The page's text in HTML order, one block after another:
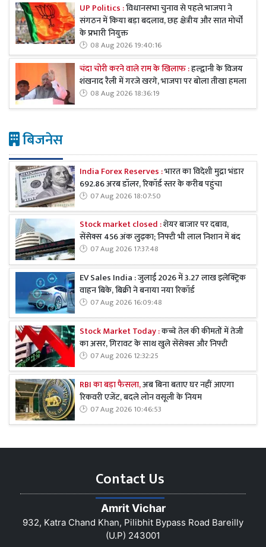
UP Politics :विधानसभा चुनाव से पहले भाजपा ने
संगठन में किया बड़ा बदलाव, छह क्षेत्रीय और सात मोर्चों
के प्रभारी नियुक्त
08 Aug 2026 19:40:16
चंदा चोरी करने वाले राम के खिलाफ :हल्द्वानी के विजय
शंखनाद रैली में गरजे खरगे, भाजपा पर बोला तीखा हमला
08 Aug 2026 18:36:19
बिजनेस
India Forex Reserves :भारत का विदेशी मुद्रा भंडार
692.86 अरब डॉलर, रिकॉर्ड स्तर के करीब पहुंचा
07 Aug 2026 18:07:50
Stock market closed :शेयर बाजार पर दबाव,
सेंसेक्स 456 अंक लुढ़का; निफ्टी भी लाल निशान में बंद
07 Aug 2026 17:37:48
EV Sales India : जुलाई 2026 में 3.27 लाख इलेक्ट्रिक
वाहन बिके, बिक्री ने बनाया नया रिकॉर्ड
07 Aug 2026 16:09:48
Stock Market Today :कच्चे तेल की कीमतों में तेजी
का असर, गिरावट के साथ खुले सेंसेक्स और निफ्टी
07 Aug 2026 12:32:25
RBI का बड़ा फैसला,अब बिना बताए घर नहीं आएगा
रिकवरी एजेंट, बदले लोन वसूली के नियम
07 Aug 2026 10:46:53
Contact Us
Amrit Vichar
932, Katra Chand Khan, Pilibhit Bypass Road Bareilly
(U.P) 243001